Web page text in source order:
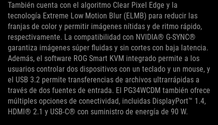
También cuenta con el algoritmo Clear Pixel Edge y la
tecnología Extreme Low Motion Blur (ELMB) para reducir las
franjas de color y permitir imágenes nítidas y de ritmo rápido,
respectivamente. La compatibilidad con NVIDIA® G-SYNC®
garantiza imágenes súper fluidas y sin cortes con baja latencia.
Además, el software ROG Smart KVM integrado permite a los
usuarios controlar dos dispositivos con un teclado y un mouse, y
el USB 3.2 permite transferencias de archivos ultrarrápidas a
través de dos fuentes de entrada. El PG34WCDM también ofrece
múltiples opciones de conectividad, incluidas DisplayPort™ 1.4,
HDMI® 2.1 y USB-C® con suministro de energía de 90 W.